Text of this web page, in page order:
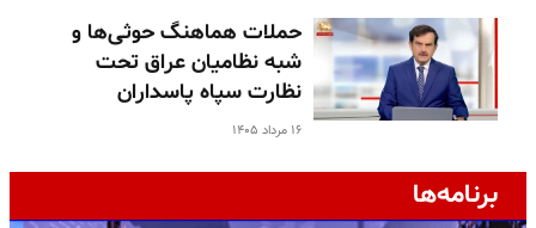
حملات هماهنگ حوثی‌ها و
شبه نظامیان عراق تحت
نظارت سپاه پاسداران
۱۶ مرداد ۱۴۰۵
برنامه‌ها